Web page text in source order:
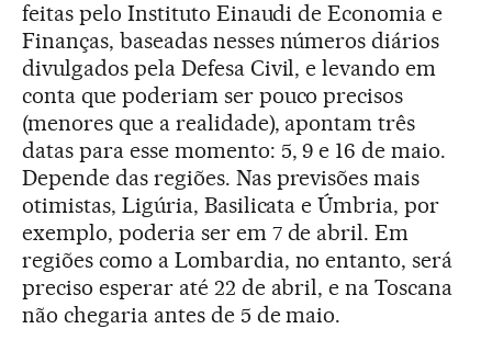
feitas pelo Instituto Einaudi de Economia e
Finanças, baseadas nesses números diários
divulgados pela Defesa Civil, e levando em
conta que poderiam ser pouco precisos
(menores que a realidade), apontam três
datas para esse momento: 5, 9 e 16 de maio.
Depende das regiões. Nas previsões mais
otimistas, Ligúria, Basilicata e Úmbria, por
exemplo, poderia ser em 7 de abril. Em
regiões como a Lombardia, no entanto, será
preciso esperar até 22 de abril, e na Toscana
não chegaria antes de 5 de maio.